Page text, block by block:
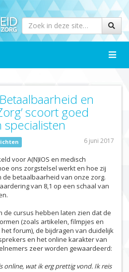
Toggle
en
scoort goed
6 juni 2017
voor A(N)IOS en medisch
ons zorgstelsel werkt en hoe zij
betaalbaarheid van onze zorg.
van 8,1 op een schaal van
de cursus hebben laten zien dat de
(zoals artikelen, filmpjes en
forum), de bijdragen van duidelijk
en het online karakter van
zeer worden gewaardeerd:
online, wat ik erg prettig vond. Ik reis